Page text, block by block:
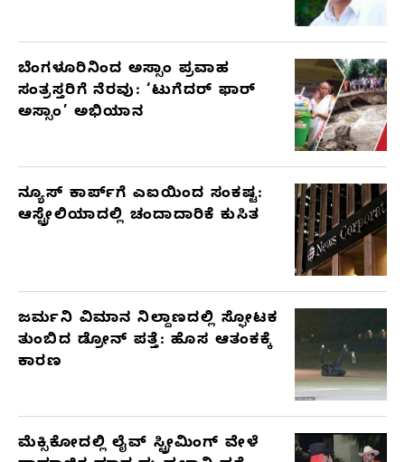
ಬೆಂಗಳೂರಿನಿಂದ ಅಸ್ಸಾಂ ಪ್ರವಾಹ
ಸಂತ್ರಸ್ತರಿಗೆ ನೆರವು: ‘ಟುಗೆದರ್ ಫಾರ್
ಅಸ್ಸಾಂ’ ಅಭಿಯಾನ
ನ್ಯೂಸ್ ಕಾರ್ಪ್‌ಗೆ ಎಐಯಿಂದ ಸಂಕಷ್ಟ:
ಆಸ್ಟ್ರೇಲಿಯಾದಲ್ಲಿ ಚಂದಾದಾರಿಕೆ ಕುಸಿತ
ಜರ್ಮನಿ ವಿಮಾನ ನಿಲ್ದಾಣದಲ್ಲಿ ಸ್ಫೋಟಕ
ತುಂಬಿದ ಡ್ರೋನ್ ಪತ್ತೆ: ಹೊಸ ಆತಂಕಕ್ಕೆ
ಕಾರಣ
ಮೆಕ್ಸಿಕೋದಲ್ಲಿ ಲೈವ್ ಸ್ಟ್ರೀಮಿಂಗ್ ವೇಳೆ